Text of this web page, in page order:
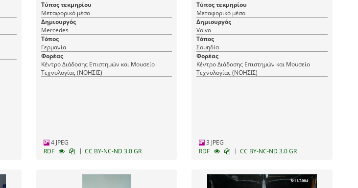
Τύπος τεκμηρίου
Μεταφορικό μέσο
Δημιουργός
Mercedes
Τόπος
Γερμανία
Φορέας
Κέντρο Διάδοσης Επιστημών και Μουσείο
Τεχνολογίας (ΝΟΗΣΙΣ)
4 JPEG
RDF
| CC BY-NC-ND 3.0 GR
Τύπος τεκμηρίου
Μεταφορικό μέσο
Δημιουργός
Volvo
Τόπος
Σουηδία
Φορέας
Κέντρο Διάδοσης Επιστημών και Μουσείο
Τεχνολογίας (ΝΟΗΣΙΣ)
3 JPEG
RDF
| CC BY-NC-ND 3.0 GR